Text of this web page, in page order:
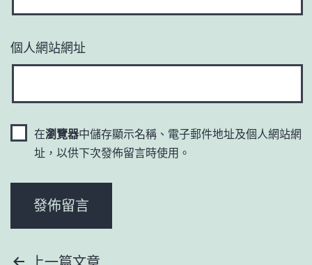
個人網站網址
在瀏覽器中儲存顯示名稱、電子郵件地址及個人網站網
址，以供下次發佈留言時使用。
上一篇文章